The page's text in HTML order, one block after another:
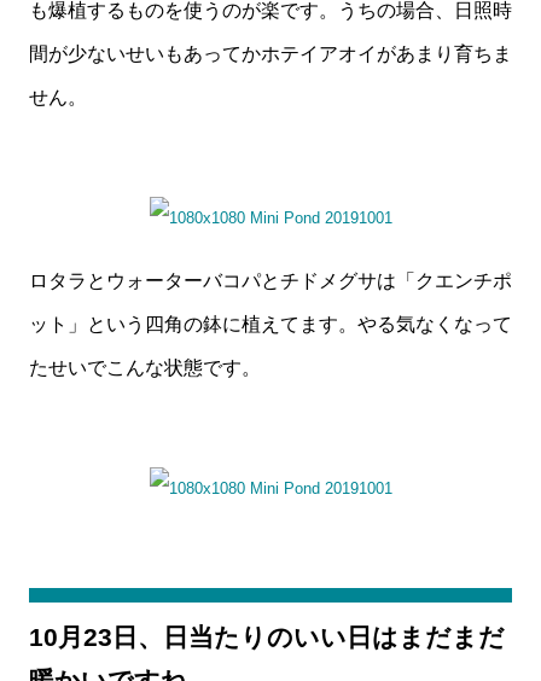
も爆植するものを使うのが楽です。うちの場合、日照時
間が少ないせいもあってかホテイアオイがあまり育ちま
せん。
ロタラとウォーターバコパとチドメグサは「クエンチポ
ット」という四角の鉢に植えてます。やる気なくなって
たせいでこんな状態です。
10月23日、日当たりのいい日はまだまだ